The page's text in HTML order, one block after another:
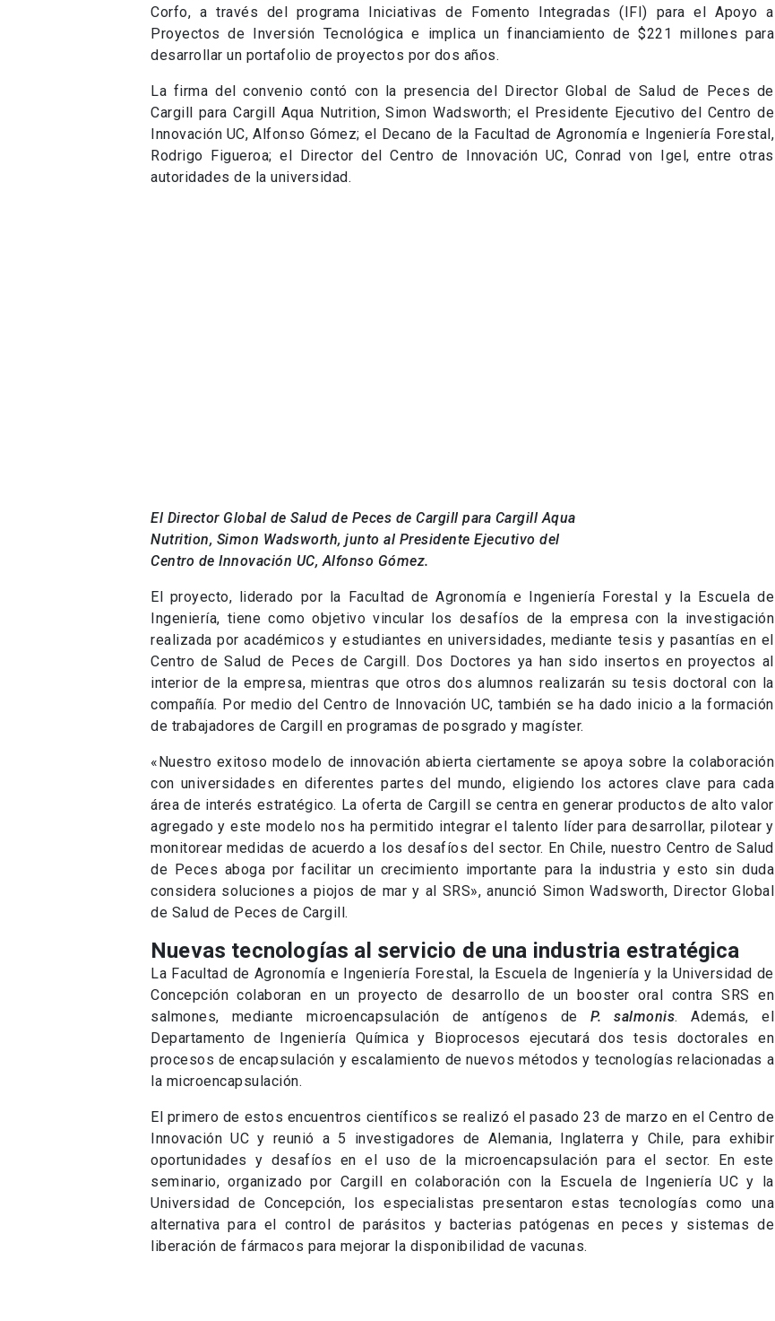
Corfo, a través del programa Iniciativas de Fomento Integradas (IFI) para el Apoyo a
Proyectos de Inversión Tecnológica e implica un financiamiento de $221 millones para
desarrollar un portafolio de proyectos por dos años.
La firma del convenio contó con la presencia del Director Global de Salud de Peces de
Cargill para Cargill Aqua Nutrition, Simon Wadsworth; el Presidente Ejecutivo del Centro de
Innovación UC, Alfonso Gómez; el Decano de la Facultad de Agronomía e Ingeniería Forestal,
Rodrigo Figueroa; el Director del Centro de Innovación UC, Conrad von Igel, entre otras
autoridades de la universidad.
área de interés estratégico. La oferta de Cargill se centra en generar productos de alto valor
agregado y este modelo nos ha permitido integrar el talento líder para desarrollar, pilotear y
monitorear medidas de acuerdo a los desafíos del sector. En Chile, nuestro Centro de Salud
considera soluciones a piojos de mar y al SRS», anunció Simon Wadsworth, Director Global
de Salud de Peces de Cargill.
Nuevas tecnologías al servicio de una industria estratégica
La Facultad de Agronomía e Ingeniería Forestal, la Escuela de Ingeniería y la Universidad de
Concepción colaboran en un proyecto de desarrollo de un booster oral contra SRS en
salmones, mediante microencapsulación de antígenos de
Departamento de Ingeniería Química y Bioprocesos ejecutará dos tesis doctorales en
procesos de encapsulación y escalamiento de nuevos métodos y tecnologías relacionadas a
la microencapsulación.
El primero de estos encuentros científicos se realizó el pasado 23 de marzo en el Centro de
Innovación UC y reunió a 5 investigadores de Alemania, Inglaterra y Chile, para exhibir
oportunidades y desafíos en el uso de la microencapsulación para el sector. En este
seminario, organizado por Cargill en colaboración con la Escuela de Ingeniería UC y la
Universidad de Concepción, los especialistas presentaron estas tecnologías como una
alternativa para el control de parásitos y bacterias patógenas en peces y sistemas de
liberación de fármacos para mejorar la disponibilidad de vacunas.
El acuerdo ha resultado en numerosas líneas de investigación para
reforzar la labor del Cargill Innovation Center en Colaco, Región de
Los Lagos.
señaló: «La industria acuícola -y en particular la crianza del salmón- tiene una importancia
estratégica para Chile y el planeta. Estamos hablando de una de las más relevantes fuentes
de proteínas de alta calidad ahora y a futuro. Vemos en este convenio una tremenda
oportunidad para avanzar en el desarrollo de especies más sanas y fuertes, en un sector
industrial cada vez más sustentable. Tenemos la determinación de convertir el trabajo
coordinado entre nuestros científicos y los del equipo de investigación y desarrollo de
Cargill, en un ejemplo de lo que debe ser la relación entre la universidad y el sector